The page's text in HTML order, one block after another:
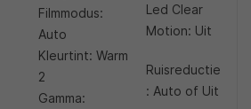
Filmmodus:
Auto
Kleurtint: Warm
2
Gamma:
Led Clear
Motion: Uit
Ruisreductie
: Auto of Uit